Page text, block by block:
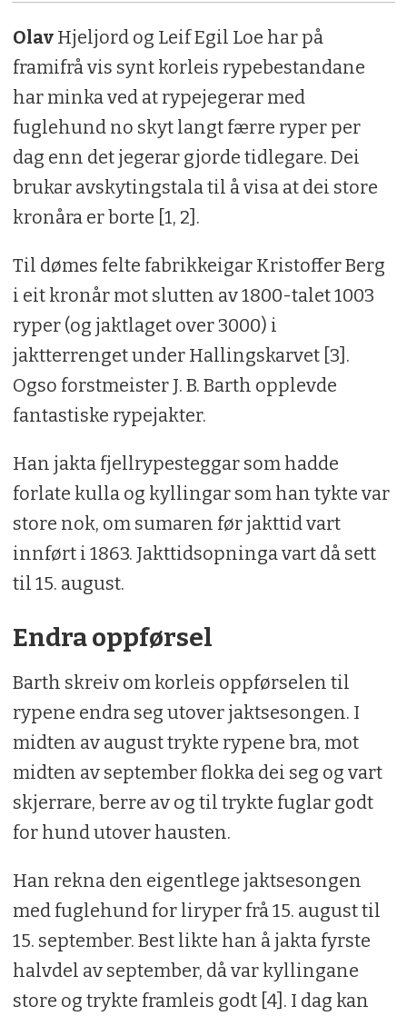
OlavHjeljord og Leif Egil Loe har på
framifrå vis synt korleis rypebestandane
har minka ved at rypejegerar med
fuglehund no skyt langt færre ryper per
dag enn det jegerar gjorde tidlegare. Dei
brukar avskytingstala til å visa at dei store
kronåra er borte [1, 2].
Til dømes felte fabrikkeigar Kristoffer Berg
i eit kronår mot slutten av 1800-talet 1003
ryper (og jaktlaget over 3000) i
jaktterrenget under Hallingskarvet [3].
Ogso forstmeister J. B. Barth opplevde
fantastiske rypejakter.
Han jakta fjellrypesteggar som hadde
forlate kulla og kyllingar som han tykte var
store nok, om sumaren før jakttid vart
innført i 1863. Jakttidsopninga vart då sett
til 15. august.
Endra oppførsel
Barth skreiv om korleis oppførselen til
rypene endra seg utover jaktsesongen. I
midten av august trykte rypene bra, mot
midten av september flokka dei seg og vart
skjerrare, berre av og til trykte fuglar godt
for hund utover hausten.
Han rekna den eigentlege jaktsesongen
med fuglehund for liryper frå 15. august til
15. september. Best likte han å jakta fyrste
halvdel av september, då var kyllingane
store og trykte framleis godt [4]. I dag kan